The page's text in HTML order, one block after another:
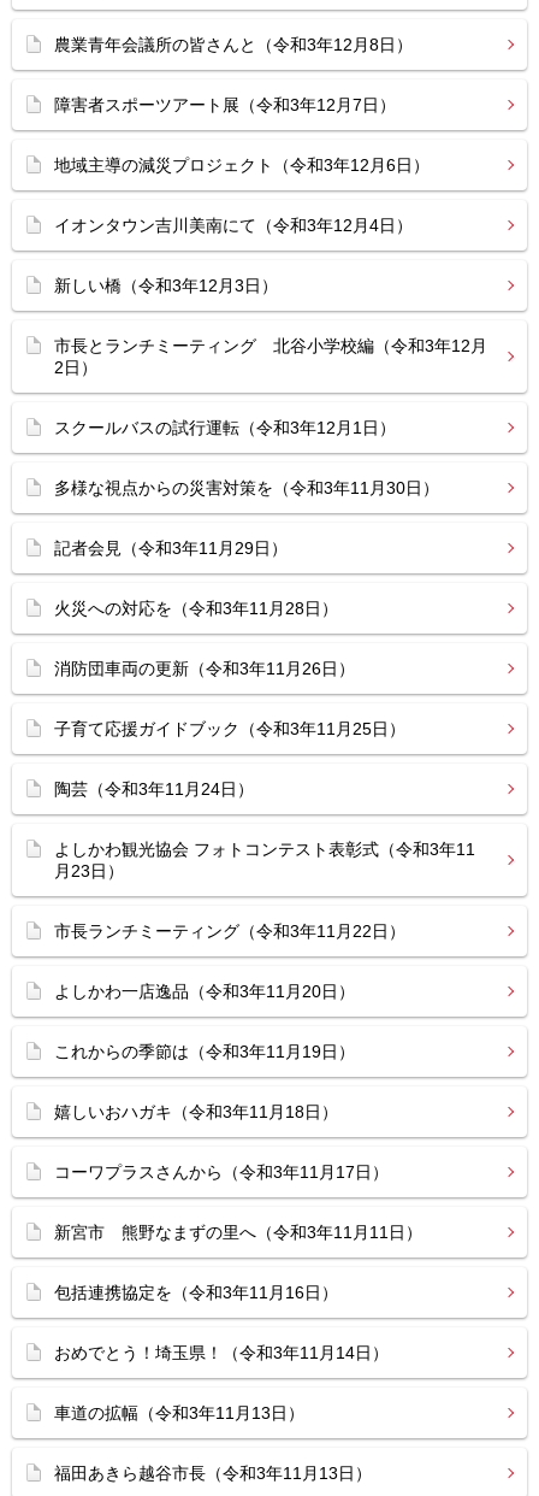
農業青年会議所の皆さんと（令和3年12月8日）
障害者スポーツアート展（令和3年12月7日）
地域主導の減災プロジェクト（令和3年12月6日）
イオンタウン吉川美南にて（令和3年12月4日）
新しい橋（令和3年12月3日）
市長とランチミーティング 北谷小学校編（令和3年12月
2日）
スクールバスの試行運転（令和3年12月1日）
多様な視点からの災害対策を（令和3年11月30日）
記者会見（令和3年11月29日）
火災への対応を（令和3年11月28日）
消防団車両の更新（令和3年11月26日）
子育て応援ガイドブック（令和3年11月25日）
陶芸（令和3年11月24日）
よしかわ観光協会 フォトコンテスト表彰式（令和3年11
月23日）
市長ランチミーティング（令和3年11月22日）
よしかわ一店逸品（令和3年11月20日）
これからの季節は（令和3年11月19日）
嬉しいおハガキ（令和3年11月18日）
コーワプラスさんから（令和3年11月17日）
新宮市 熊野なまずの里へ（令和3年11月11日）
包括連携協定を（令和3年11月16日）
おめでとう！埼玉県！（令和3年11月14日）
車道の拡幅（令和3年11月13日）
福田あきら越谷市長（令和3年11月13日）